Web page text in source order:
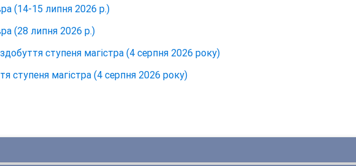
(14-15 липня 2026 р.)
(28 липня 2026 р.)
ступеня магістра (4 серпня 2026 року)
ступеня магістра (4 серпня 2026 року)